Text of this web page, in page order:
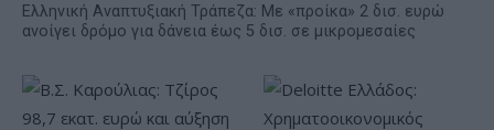
Ελληνική Αναπτυξιακή Τράπεζα: Με «προίκα» 2 δισ. ευρώ
ανοίγει δρόμο για δάνεια έως 5 δισ. σε μικρομεσαίες